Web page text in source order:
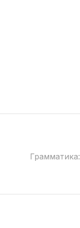
Грамматика: